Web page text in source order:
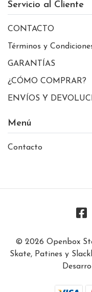
Servicio al Cliente
CONTACTO
Términos y
GARANTÍAS
¿CÓMO COMPRAR?
ENVÍOS Y
Menú
Contacto
© 2026 Openbox
Skate, Patines y